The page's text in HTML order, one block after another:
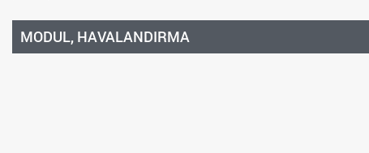
MODUL, HAVALANDIRMA